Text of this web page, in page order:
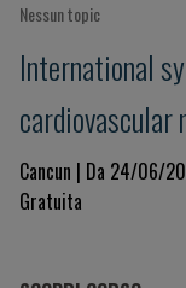
Nessun topic
International
cardiovascular
Cancun | Da 24/06/
Gratuita